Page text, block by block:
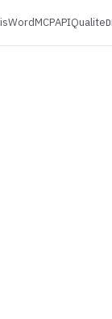
WordMCPAPIQualite